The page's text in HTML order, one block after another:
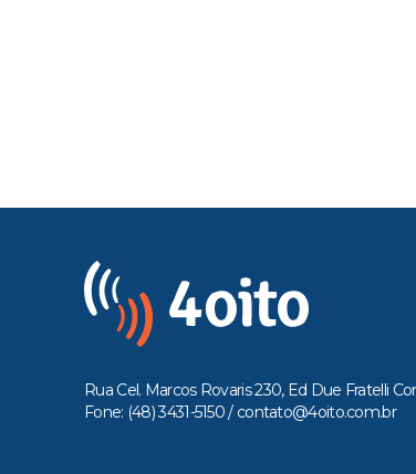
Rua Cel. Marcos Rovaris 230, Ed Due Fratelli
Fone: (48) 3431-5150 / contato@4oito.com.br